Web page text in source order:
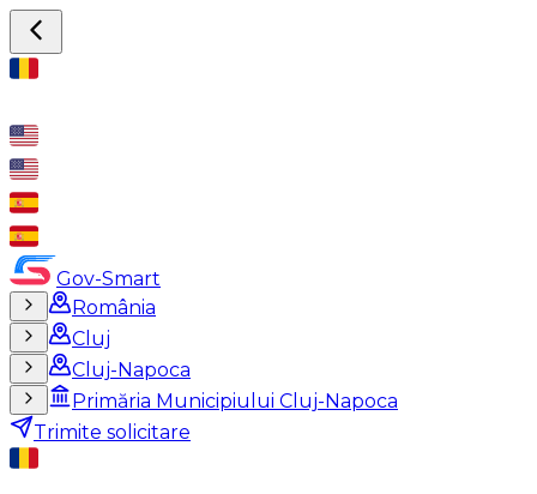
Gov-Smart
România
Cluj
Cluj-Napoca
Primăria Municipiului Cluj-Napoca
Trimite solicitare